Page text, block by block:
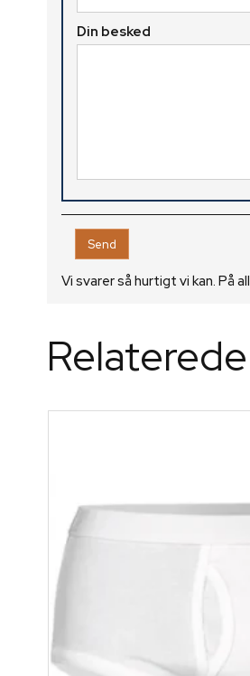
Din besked
Vi svarer så hurtigt vi kan. På